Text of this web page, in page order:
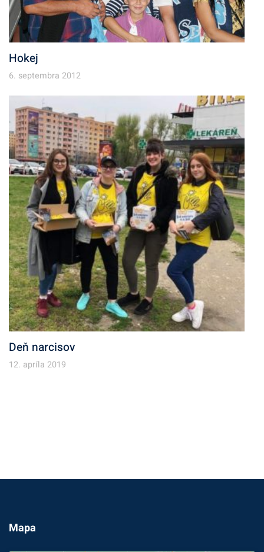
Hokej
6. septembra 2012
Deň narcisov
12. apríla 2019
Mapa